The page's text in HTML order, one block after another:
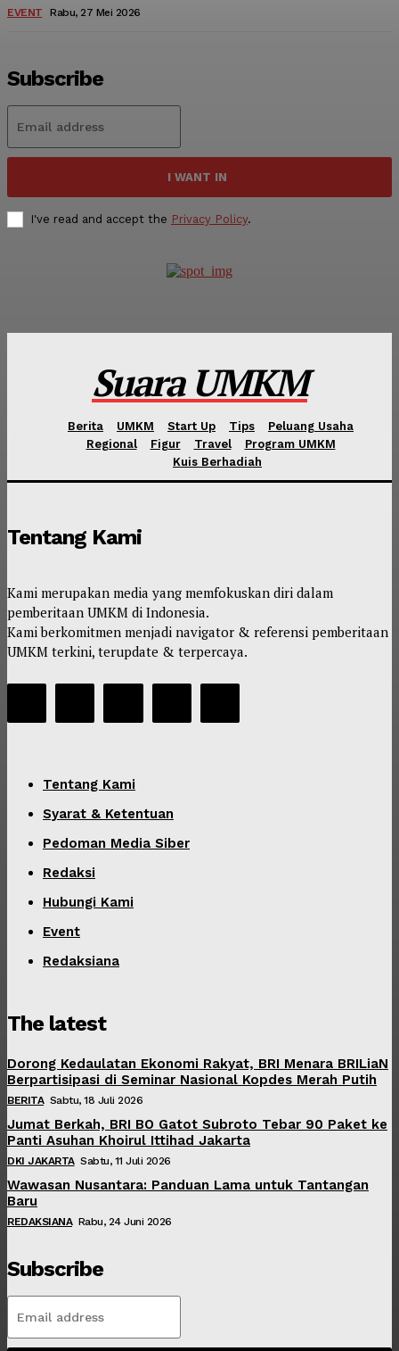
EVENT Rabu, 27 Mei 2026
Subscribe
I WANT IN
I've read and accept the Privacy Policy.
Suara UMKM
Berita UMKM Start Up Tips
Peluang Usaha
Regional
Figur Travel
Program UMKM
Kuis Berhadiah
Tentang Kami
Kami merupakan media yang memfokuskan diri dalam
pemberitaan UMKM di Indonesia.
Kami berkomitmen menjadi navigator & referensi pemberitaan
UMKM terkini, terupdate & terpercaya.
Tentang Kami
Syarat & Ketentuan
Pedoman Media Siber
Redaksi
Hubungi Kami
Event
Redaksiana
The latest
Dorong Kedaulatan Ekonomi Rakyat, BRI Menara BRILiaN
Berpartisipasi di Seminar Nasional Kopdes Merah Putih
BERITA Sabtu, 18 Juli 2026
Jumat Berkah, BRI BO Gatot Subroto Tebar 90 Paket ke
Panti Asuhan Khoirul Ittihad Jakarta
DKI JAKARTA Sabtu, 11 Juli 2026
Wawasan Nusantara: Panduan Lama untuk Tantangan
Baru
REDAKSIANA Rabu, 24 Juni 2026
Subscribe